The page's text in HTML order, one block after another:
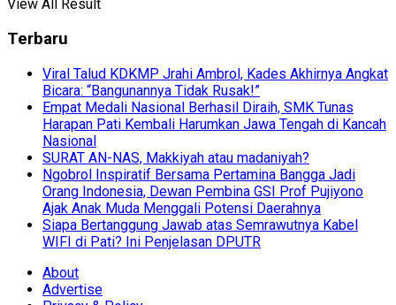
View All Result
Terbaru
Viral Talud KDKMP Jrahi Ambrol, Kades Akhirnya Angkat
Bicara: “Bangunannya Tidak Rusak!”
Empat Medali Nasional Berhasil Diraih, SMK Tunas
Harapan Pati Kembali Harumkan Jawa Tengah di Kancah
Nasional
SURAT AN-NAS, Makkiyah atau madaniyah?
Ngobrol Inspiratif Bersama Pertamina Bangga Jadi
Orang Indonesia, Dewan Pembina GSI Prof Pujiyono
Ajak Anak Muda Menggali Potensi Daerahnya
Siapa Bertanggung Jawab atas Semrawutnya Kabel
WIFI di Pati? Ini Penjelasan DPUTR
About
Advertise